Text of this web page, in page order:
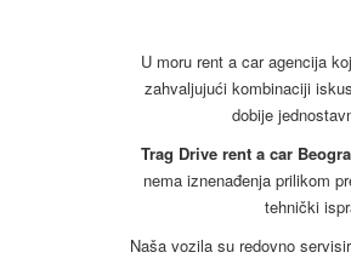
U moru rent a car agencija
zahvaljujući kombinaciji
dobije
Trag Drive rent a car
nema iznenađenja prilikom
tehnički
Naša vozila su redovno